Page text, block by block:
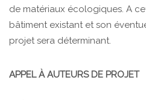
de matériaux écologiques. A
bâtiment existant et son
projet sera déterminant.
APPEL À AUTEURS DE PROJET